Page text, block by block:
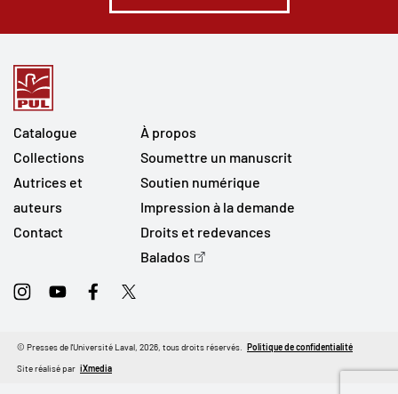
Catalogue
Collections
Autrices et
auteurs
Contact
À propos
Soumettre un manuscrit
Soutien numérique
Impression à la demande
Droits et redevances
Balados
InstagramYoutubeFacebookTwitter
Site réalisé par iXmedia
© Presses de l'Université Laval, 2026, tous droits réservés. Politique de confidentialité